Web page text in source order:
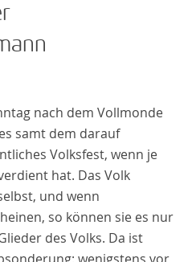
nach dem Vollmonde
samt dem darauf
Volksfest, wenn je
hat. Das Volk
und wenn
so können sie es nur
des Volks. Da ist